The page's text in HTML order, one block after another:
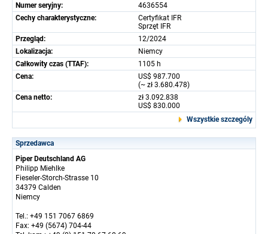
Numer seryjny:
4636554
Cechy charakterystyczne:
Certyfikat IFR
Sprzęt IFR
Przegląd:
12/2024
Lokalizacja:
Niemcy
Całkowity czas (TTAF):
1105 h
Cena:
US$ 987.700
(~ zł 3.680.478)
Cena netto:
zł 3.092.838
US$ 830.000
Wszystkie szczególy
Sprzedawca
Piper Deutschland AG
Philipp Miehlke
Fieseler-Storch-Strasse 10
34379 Calden
Niemcy
Tel.: +49 151 7067 6869
Fax: +49 (5674) 704-44